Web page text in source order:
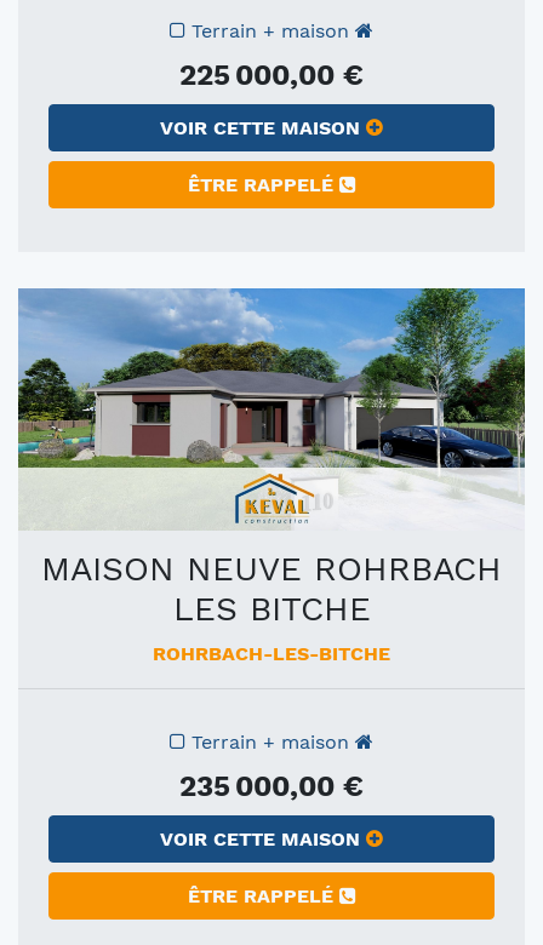
Terrain + maison
225 000,00 €
VOIR CETTE MAISON
ÊTRE RAPPELÉ
MAISON NEUVE ROHRBACH
LES BITCHE
ROHRBACH-LES-BITCHE
Terrain + maison
235 000,00 €
VOIR CETTE MAISON
ÊTRE RAPPELÉ